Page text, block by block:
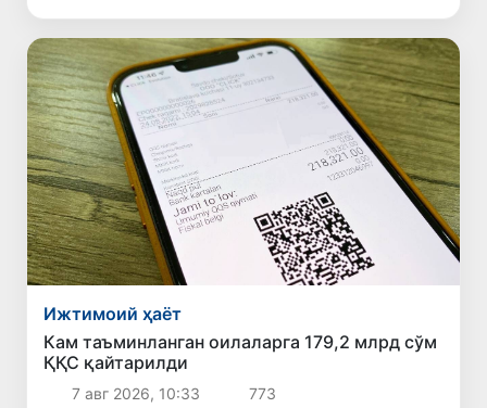
Ижтимоий ҳаёт
Кам таъминланган оилаларга 179,2 млрд сўм
ҚҚС қайтарилди
7 авг 2026, 10:33 773